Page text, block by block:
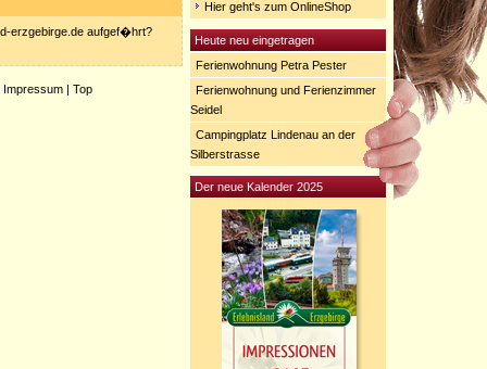
erzgebirge.de aufgef�hrt?
Impressum | Top
Hier geht's zum OnlineShop
Heute neu eingetragen
Ferienwohnung Petra Pester
Ferienwohnung und Ferienzimmer
Seidel
Campingplatz Lindenau an der
Silberstrasse
Der neue Kalender 2025